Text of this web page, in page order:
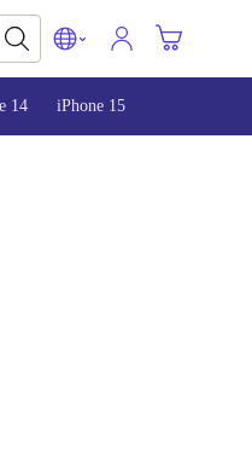
14 iPhone 15